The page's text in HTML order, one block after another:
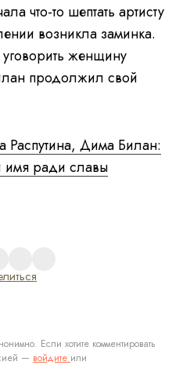
что-то шептать артисту
возникла заминка.
женщину
продолжил свой
Дима Билан:
имя ради славы
Если хотите комментировать
— войдите или